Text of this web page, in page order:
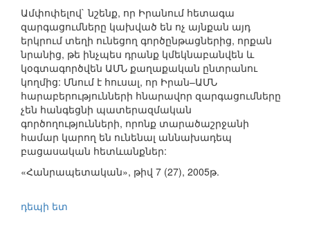
Ամփոփելով` նշենք, որ Իրանում հետագա
զարգացումները կախված են ոչ այնքան այդ
երկրում տեղի ունեցող գործընթացներից, որքան
նրանից, թե ինչպես դրանք կմեկնաբանվեն և
կօգտագործվեն ԱՄՆ քաղաքական ընտրանու
կողմից: Մնում է հուսալ, որ Իրան–ԱՄՆ
հարաբերությունների հնարավոր զարգացումները
չեն հանգեցնի պատերազմական
գործողությունների, որոնք տարածաշրջանի
համար կարող են ունենալ աննախադեպ
բացասական հետևանքներ:
«Հանրապետական», թիվ 7 (27), 2005թ.
դեպի ետ